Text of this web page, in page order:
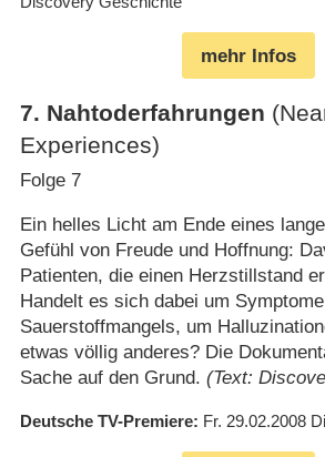
mehr Infos
7. Nahtoderfahrungen
Experiences)
Folge 7
Ein helles Licht am Ende eines
Gefühl von Freude und Hoffnung:
Patienten, die einen Herzstillstand
Handelt es sich dabei um
Sauerstoffmangels, um
etwas völlig anderes? Die
Sache auf den Grund. (Text:
Deutsche TV-Premiere Fr. 29.02.2008